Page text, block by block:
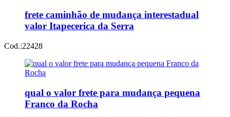
frete caminhão de mudança interestadual
valor Itapecerica da Serra
Cod.:22428
qual o valor frete para mudança pequena
Franco da Rocha